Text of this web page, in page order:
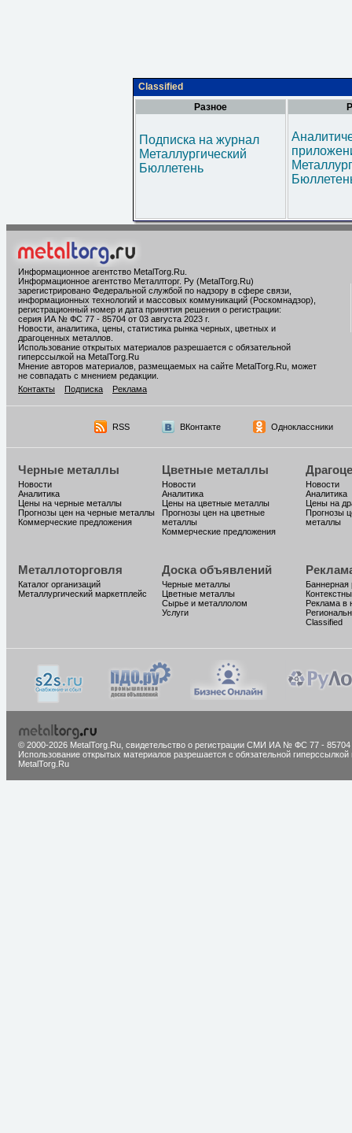
Classified
Разное
Подписка на журнал
Металлургический
Бюллетень
Информационное агентство MetalTorg.Ru
Информационное агентство Металлторг. Ру (MetalTorg.Ru)
зарегистрировано Федеральной службой по надзору в сфере связи,
информационных технологий и массовых коммуникаций (Роскомнадзор),
регистрационный номер и дата принятия решения о регистрации:
серия ИА № ФС 77 - 85704 от 03 августа 2023 г.
Новости, аналитика, цены, статистика рынка черных, цветных и
драгоценных металлов.
Использование открытых материалов разрешается с обязательной
гиперссылкой на MetalTorg.Ru
Мнение авторов материалов, размещаемых на сайте MetalTorg.Ru, может
не совпадать с мнением редакции.
Контакты
Подписка Реклама
RSS ВКонтакте Одноклассники
Черные металлы
Новости
Аналитика
Цены на черные металлы
Прогнозы цен на черные металлы
Коммерческие предложения
Цветные металлы
Новости
Аналитика
Цены на цветные металлы
Прогнозы цен на цветные
металлы
Коммерческие предложения
Новости
Аналитика
Цены на
Прогнозы
металлы
Металлоторговля
Каталог организаций
Металлургический маркетплейс
Доска объявлений
Черные металлы
Цветные металлы
Сырье и металлолом
Услуги
Баннерная
Реклама в
Classified
© 2000-2026 MetalTorg.Ru, cвидетельство о регистрации СМИ ИА № ФС 77 - 85704
Использование открытых материалов разрешается с обязательной гиперссылкой
MetalTorg.Ru